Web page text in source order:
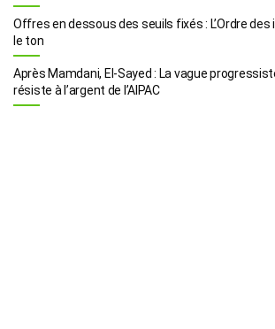
Offres en dessous des seuils fixés : L’Ordre
le ton
Après Mamdani, El-Sayed : La vague
résiste à l’argent de l’AIPAC